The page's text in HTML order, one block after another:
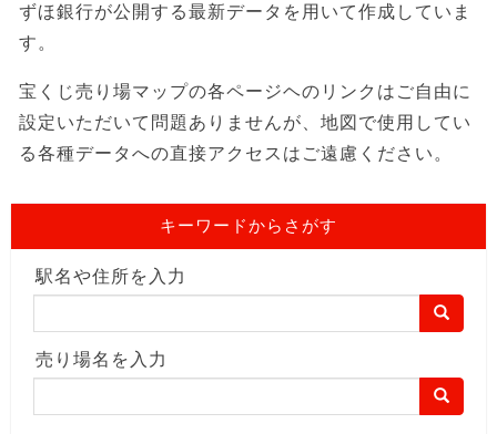
ずほ銀行が公開する最新データを用いて作成していま
す。
宝くじ売り場マップの各ページヘのリンクはご自由に
設定いただいて問題ありませんが、地図で使用してい
る各種データへの直接アクセスはご遠慮ください。
キーワードからさがす
駅名や住所を入力
売り場名を入力